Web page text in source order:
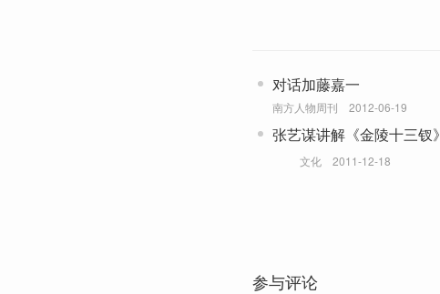
对话加藤嘉一
南方人物周刊 2012-06-19
张艺谋讲解《金陵十三钗》
文化 2011-12-18
参与评论